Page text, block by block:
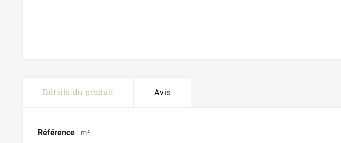
Détails du produit Avis
Référence m²